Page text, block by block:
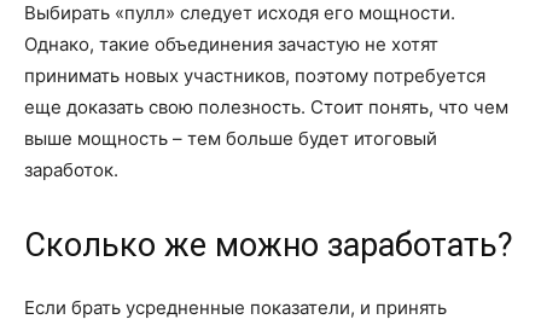
Выбирать «пулл» следует исходя его мощности.
Однако, такие объединения зачастую не хотят
принимать новых участников, поэтому потребуется
еще доказать свою полезность. Стоит понять, что чем
выше мощность – тем больше будет итоговый
заработок.
Сколько же можно заработать?
Если брать усредненные показатели, и принять